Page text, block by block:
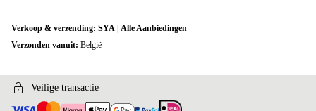
Verkoop & verzending: SYA Alle Aanbiedingen
Verzonden vanuit: België
Veilige transactie